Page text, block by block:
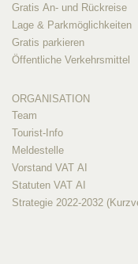
Gratis An- und Rückreise
Lage & Parkmöglichkeiten
Gratis parkieren
Öffentliche Verkehrsmittel
ORGANISATION
Team
Tourist-Info
Meldestelle
Vorstand VAT AI
Statuten VAT AI
Strategie 2022-2032